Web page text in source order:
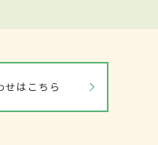
せはこちら